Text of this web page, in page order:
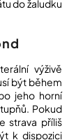
do žaludku
výživě
být během
jeho horní
Pokud
strava příliš
k dispozici